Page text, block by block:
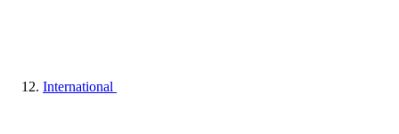
International